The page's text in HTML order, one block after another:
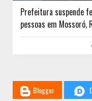
Prefeitura suspende
pessoas em Mossoró,
Blogger